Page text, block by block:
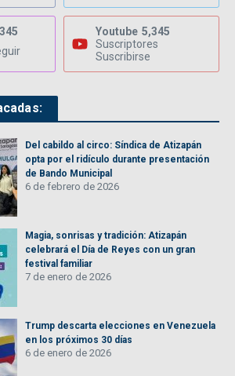
Youtube 5,345
Suscriptores
Suscribirse
Del cabildo al circo: Síndica de Atizapán
opta por el ridículo durante presentación
de Bando Municipal
6 de febrero de 2026
Magia, sonrisas y tradición: Atizapán
celebrará el Día de Reyes con un gran
festival familiar
7 de enero de 2026
Trump descarta elecciones en Venezuela
en los próximos 30 días
6 de enero de 2026